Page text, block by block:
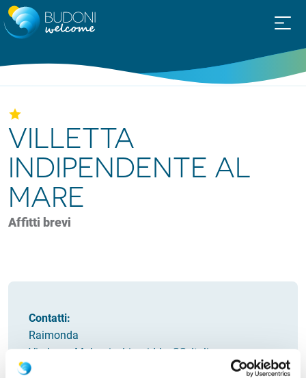
Contatti:
Raimonda
Via Lago Mulargia, Limpiddu, SS, Italia
Italia
VILLETTA
INDIPENDENTE AL
MARE
Affitti brevi